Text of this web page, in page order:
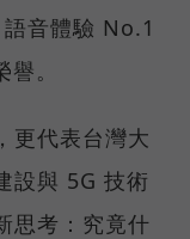
音體驗 No.1
。
更代表台灣大
設與 5G 技術
思考：究竟什